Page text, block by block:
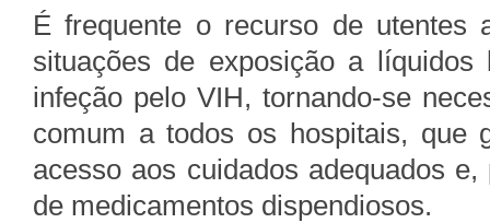
É frequente o recurso de utentes
situações de exposição a
infeção pelo VIH, tornando-se
comum a todos os hospitais, que
acesso aos cuidados adequados
de medicamentos dispendiosos.